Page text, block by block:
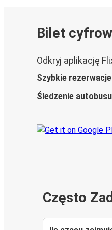
Bilet
Odkryj aplikację
Szybkie rezerwacje
Śledzenie autobusu
Często